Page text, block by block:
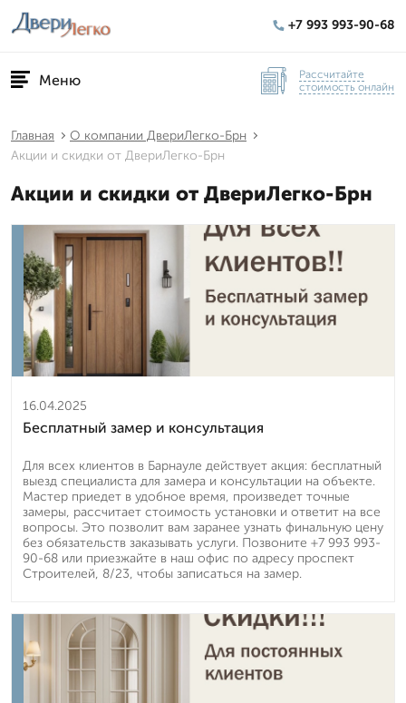
+7 993 993-90-68
Меню
Рассчитайте
стоимость онлайн
Главная
О компании ДвериЛегко-Брн
Акции и скидки от ДвериЛегко-Брн
Акции и скидки от ДвериЛегко-Брн
16.04.2025
Бесплатный замер и консультация
Для всех клиентов в Барнауле действует акция: бесплатный
выезд специалиста для замера и консультации на объекте.
Мастер приедет в удобное время, произведет точные
замеры, рассчитает стоимость установки и ответит на все
вопросы. Это позволит вам заранее узнать финальную цену
без обязательств заказывать услуги. Позвоните +7 993 993-
90-68 или приезжайте в наш офис по адресу проспект
Строителей, 8/23, чтобы записаться на замер.